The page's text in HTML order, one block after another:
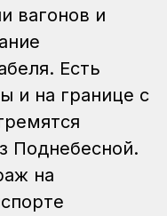
вагонов и
Есть
и на границе с
Поднебесной.
на